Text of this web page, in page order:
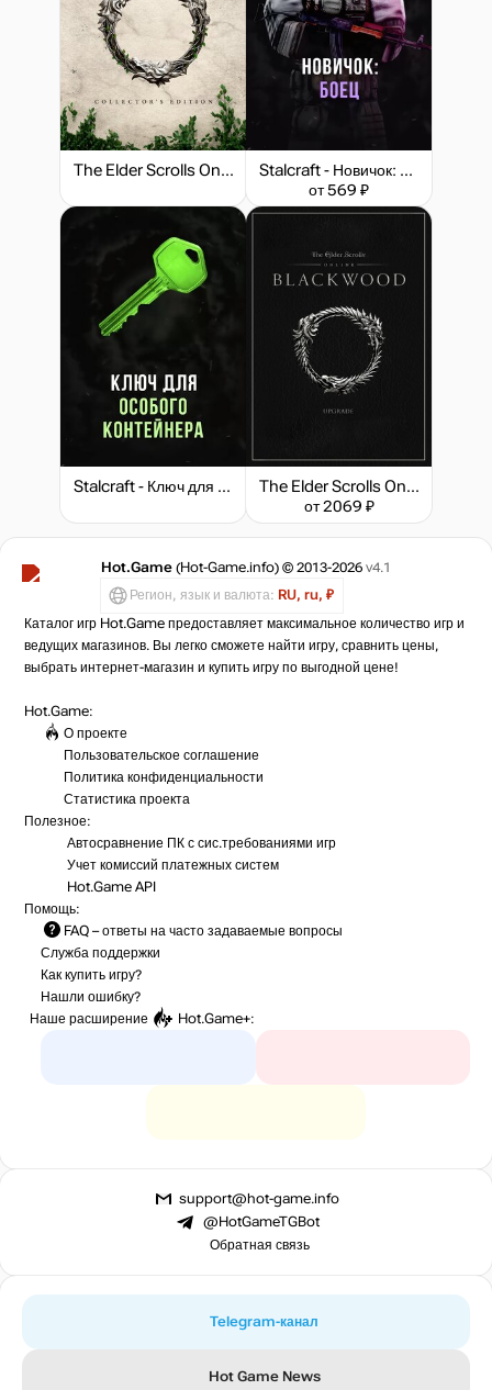
The Elder Scrolls Online: Summerset - Digital Collector's Edition Upgrade
Stalcraft - Новичок: Боец (перс.)
от 569 ₽
Stalcraft - Ключ для особого контейнера
The Elder Scrolls Online: Blackwood - Upgrade
от 2069 ₽
Hot.Game (Hot-Game.info) © 2013-2026 v4.1
Регион, язык и валюта: RU, ru, ₽
Каталог игр Hot.Game предоставляет максимальное количество игр и
ведущих магазинов. Вы легко сможете найти игру, сравнить цены,
выбрать интернет-магазин и купить игру по выгодной цене!
Hot.Game:
О проекте
Пользовательское соглашение
Политика конфиденциальности
Статистика проекта
Полезное:
Автосравнение ПК с сис.требованиями игр
Учет комиссий платежных систем
Hot.Game API
Помощь:
FAQ – ответы на часто задаваемые вопросы
Служба поддержки
Как купить игру?
Нашли ошибку?
Наше расширение
Hot.Game+:
support@hot-game.info
@HotGameTGBot
Обратная связь
Telegram-канал
Hot Game News